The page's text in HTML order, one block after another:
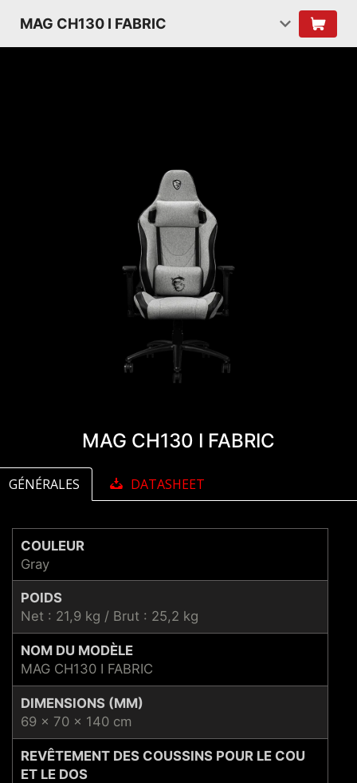
MAG CH130 I FABRIC
MAG CH130 I FABRIC
GÉNÉRALES DATASHEET
COULEUR
Gray
POIDS
Net : 21,9 kg / Brut : 25,2 kg
NOM DU MODÈLE
MAG CH130 I FABRIC
DIMENSIONS (MM)
69 x 70 x 140 cm
REVÊTEMENT DES COUSSINS POUR LE COU
ET LE DOS